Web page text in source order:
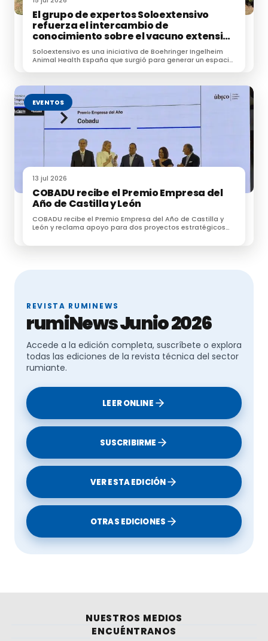
El grupo de expertos Soloextensivo
refuerza el intercambio de
conocimiento sobre el vacuno extensivo
en su encuentro anual
Soloextensivo es una iniciativa de Boehringer Ingelheim
Animal Health España que surgió para generar un espacio
EVENTOS
13 jul 2026
COBADU recibe el Premio Empresa del
Año de Castilla y León
COBADU recibe el Premio Empresa del Año de Castilla y
León y reclama apoyo para dos proyectos estratégicos
REVISTA RUMINEWS
rumiNews Junio 2026
Accede a la edición completa, suscríbete o explora
todas las ediciones de la revista técnica del sector
rumiante.
LEER ONLINE
SUSCRIBIRME
VER ESTA EDICIÓN
OTRAS EDICIONES
NUESTROS MEDIOS
ENCUÉNTRANOS